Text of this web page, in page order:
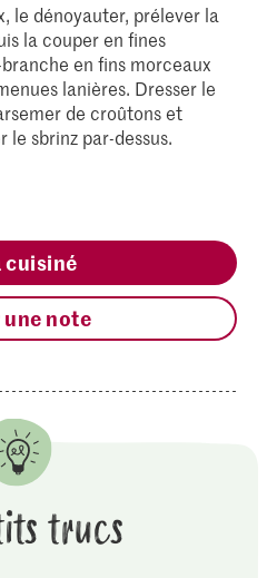
le dénoyauter, prélever la
la couper en fines
en fins morceaux
lanières. Dresser le
de croûtons et
le sbrinz par-dessus.
cuisiné
une note
trucs